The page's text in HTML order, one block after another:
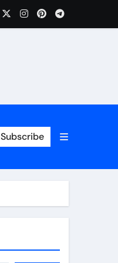
Subscribe